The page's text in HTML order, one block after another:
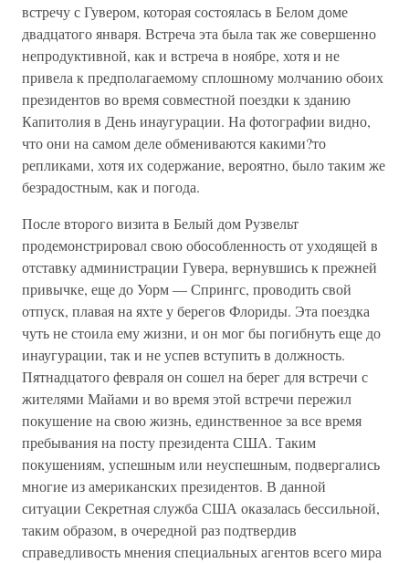
встречу с Гувером, которая состоялась в Белом доме
двадцатого января. Встреча эта была так же совершенно
непродуктивной, как и встреча в ноябре, хотя и не
привела к предполагаемому сплошному молчанию обоих
президентов во время совместной поездки к зданию
Капитолия в День инаугурации. На фотографии видно,
что они на самом деле обмениваются какими?то
репликами, хотя их содержание, вероятно, было таким же
безрадостным, как и погода.
После второго визита в Белый дом Рузвельт
продемонстрировал свою обособленность от уходящей в
отставку администрации Гувера, вернувшись к прежней
привычке, еще до Уорм — Спрингс, проводить свой
отпуск, плавая на яхте у берегов Флориды. Эта поездка
чуть не стоила ему жизни, и он мог бы погибнуть еще до
инаугурации, так и не успев вступить в должность.
Пятнадцатого февраля он сошел на берег для встречи с
жителями Майами и во время этой встречи пережил
покушение на свою жизнь, единственное за все время
пребывания на посту президента США. Таким
покушениям, успешным или неуспешным, подвергались
многие из американских президентов. В данной
ситуации Секретная служба США оказалась бессильной,
таким образом, в очередной раз подтвердив
справедливость мнения специальных агентов всего мира